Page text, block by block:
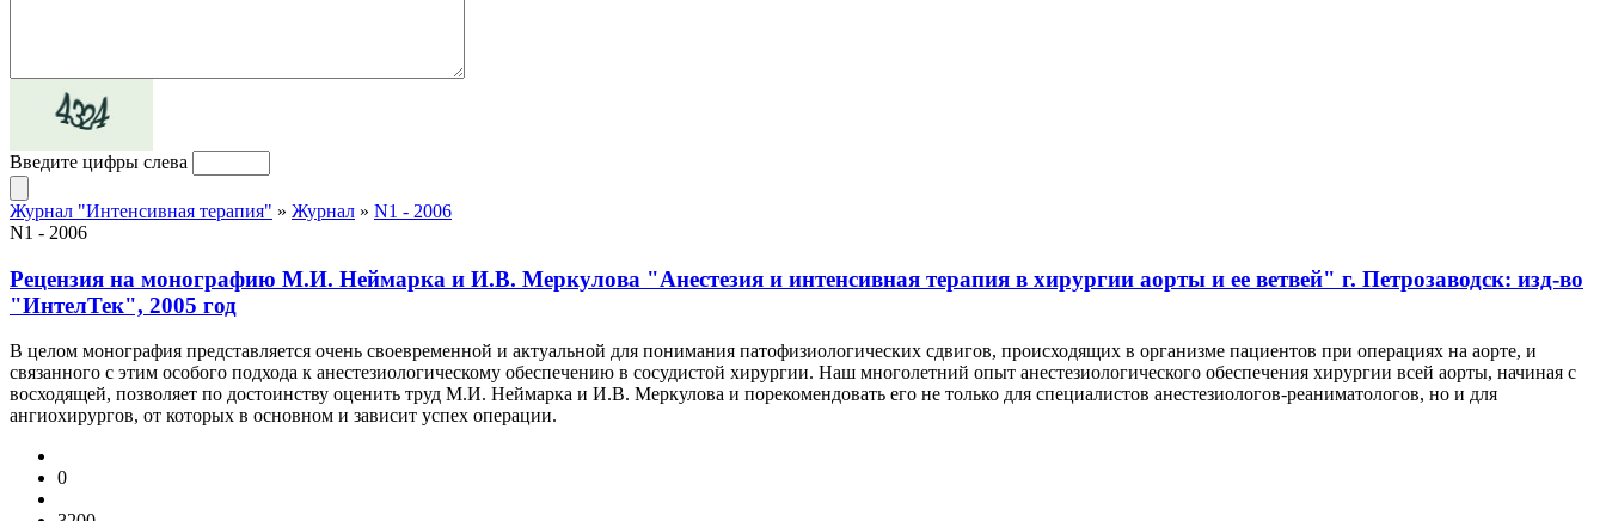
Введите цифры слева
Журнал "Интенсивная терапия" » Журнал » N1 - 2006
N1 - 2006
Рецензия на монографию М.И. Неймарка и И.В. Меркулова "Анестезия и интенсивная терапия в хирургии аорты и ее ветвей" г. Петрозаводск: изд-во
"ИнтелТек", 2005 год
В целом монография представляется очень своевременной и актуальной для понимания патофизиологических сдвигов, происходящих в организме пациентов при операциях на аорте, и
связанного с этим особого подхода к анестезиологическому обеспечению в сосудистой хирургии. Наш многолетний опыт анестезиологического обеспечения хирургии всей аорты, начиная с
восходящей, позволяет по достоинству оценить труд М.И. Неймарка и И.В. Меркулова и порекомендовать его не только для специалистов анестезиологов-реаниматологов, но и для
ангиохирургов, от которых в основном и зависит успех операции.
0